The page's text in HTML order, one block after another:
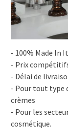
- 100% Made In
- Prix
- Délai de
- Pour tout type
crèmes
- Pour les
cosmétique.